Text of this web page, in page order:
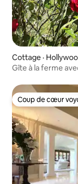
Cottage ·
Gîte à la ferme
Coup de cœur
Coup de cœur